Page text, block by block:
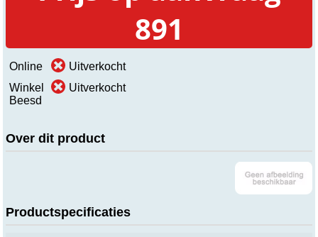
891
Online
Uitverkocht
Winkel
Beesd
Uitverkocht
Over dit product
Productspecificaties